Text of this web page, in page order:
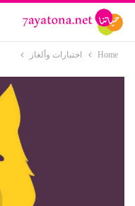
Home اختبارات وألغاز